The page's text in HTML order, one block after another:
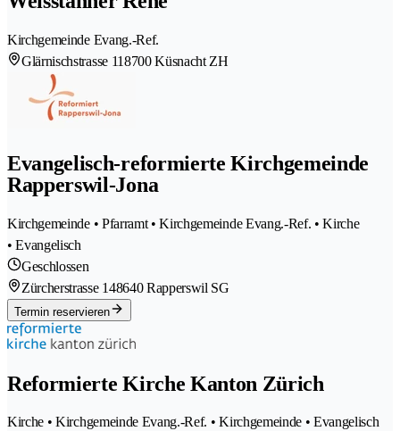
Kirchgemeinde Evang.-Ref.
Glärnischstrasse 118700 Küsnacht ZH
Evangelisch-reformierte Kirchgemeinde
Rapperswil-Jona
Kirchgemeinde • Pfarramt • Kirchgemeinde Evang.-Ref. • Kirche
• Evangelisch
Geschlossen
Zürcherstrasse 148640 Rapperswil SG
Termin reservieren
Reformierte Kirche Kanton Zürich
Kirche • Kirchgemeinde Evang.-Ref. • Kirchgemeinde • Evangelisch